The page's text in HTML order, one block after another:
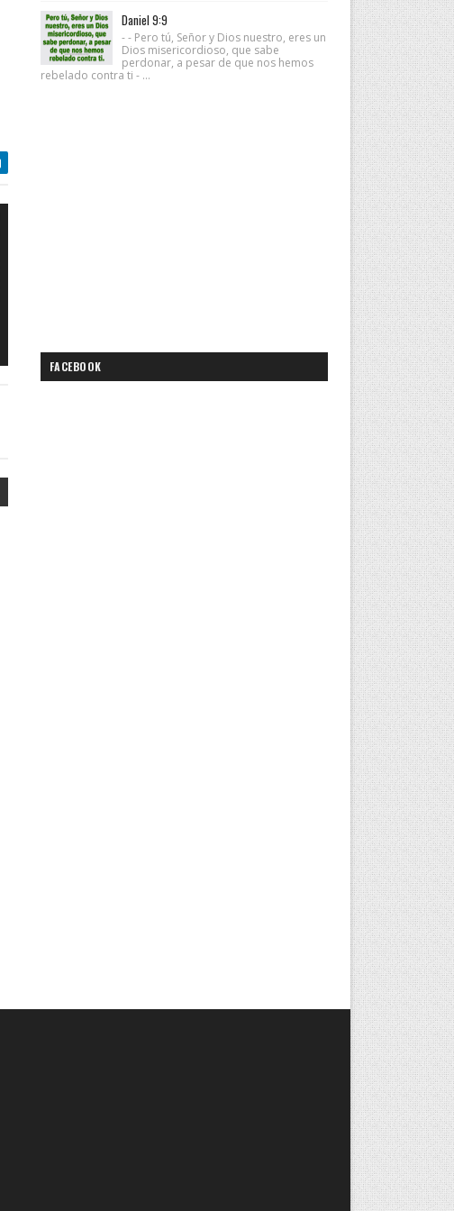
Daniel 9:9
- - Pero tú, Señor y Dios nuestro, eres un
Dios misericordioso, que sabe
perdonar, a pesar de que nos hemos
rebelado contra ti - ...
FACEBOOK